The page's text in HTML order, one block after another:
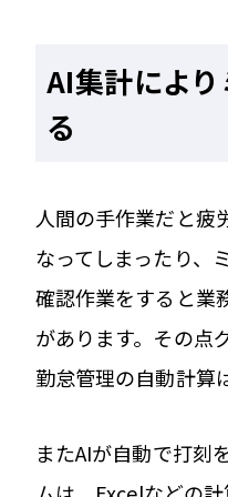
AI集計によ
る
人間の手作業だと疲
なってしまったり、
確認作業をすると業
があります。その点
勤怠管理の自動計算
またAIが自動で打刻